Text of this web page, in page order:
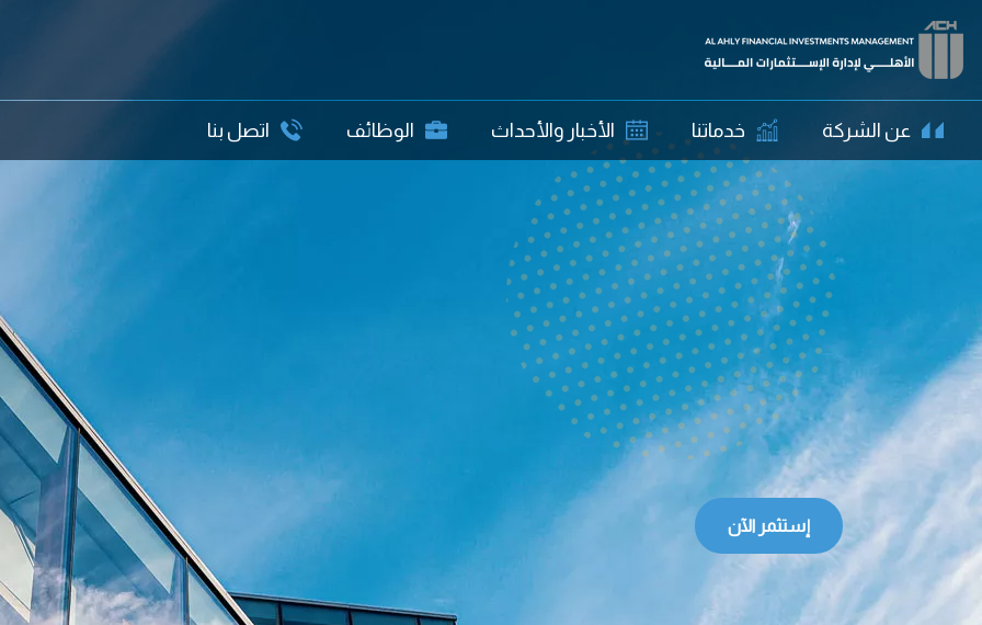
عن الشركة خدماتنا الأخبار والأحداث الوظائف اتصل بنا
إستثمر الآن